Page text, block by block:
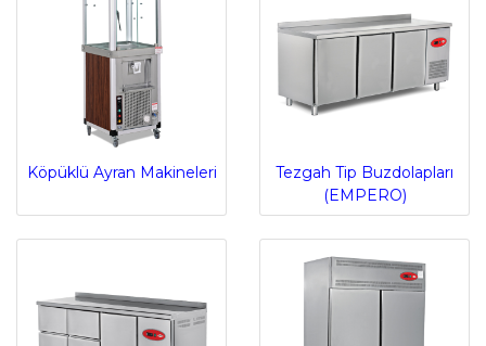
Köpüklü Ayran Makineleri
Tezgah Tip Buzdolapları
(EMPERO)